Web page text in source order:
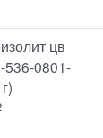
цв
536-0801-